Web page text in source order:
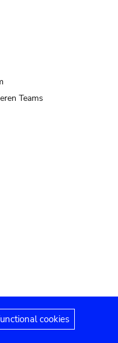
Teams
zur Barrierefreiheit
cookies